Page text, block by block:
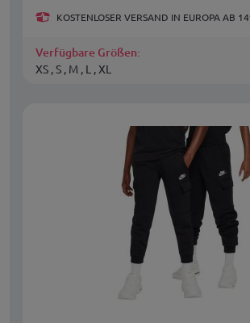
KOSTENLOSER VERSAND IN EUROPA AB
Verfügbare Größen:
XS , S , M , L , XL